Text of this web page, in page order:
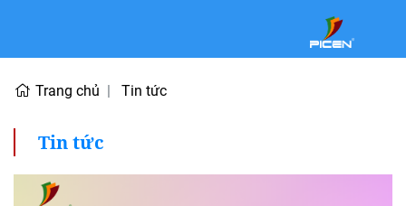
Trang chủ Tin tức
Tin tức